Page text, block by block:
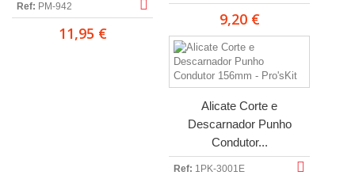
Ref: PM-942
11,95 €
9,20 €
Alicate Corte e
Descarnador Punho
Condutor...
Ref: 1PK-3001E